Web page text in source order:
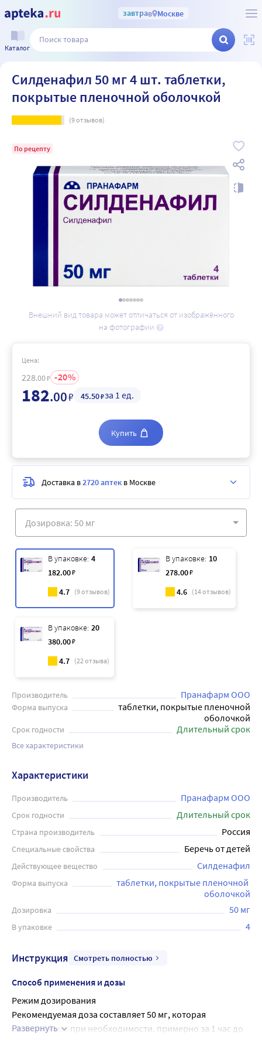
завтрав Москве
Каталог
Силденафил 50 мг 4 шт. таблетки,
покрытые пленочной оболочкой
(9отзывов)
По рецепту
Внешний вид товара может отличаться от изображённого
на фотографии
В упаковке: 4
182.00₽
4.7 (9отзывов)
В упаковке: 10
278.00₽
4.6 (14отзывов)
В упаковке: 20
380.00₽
4.7 (22отзыва)
Производитель Пранафарм ООО
Форма выпуска
таблетки, покрытые пленочной
оболочкой
Срок годности Длительный срок
Все характеристики
Цена:
228.00₽ 20
182.00₽ 45.50₽за 1 ед.
Купить
Доставка в2720 аптек в Москве
Характеристики
Производитель Пранафарм ООО
Срок годности Длительный срок
Страна производитель Россия
Специальные свойства Беречь от детей
Действующее вещество Силденафил
Форма выпуска
таблетки, покрытые пленочной
оболочкой
Дозировка 50 мг
В упаковке 4
Инструкция Смотреть полностью
Способ применения и дозы
Режим дозирования
Рекомендуемая доза составляет 50 мг, которая
принимается, при необходимости, примерно за 1 час до
Развернуть